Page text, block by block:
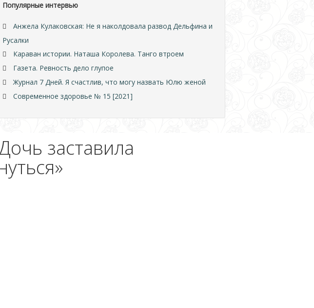
Популярные интервью
Анжела Кулаковская: Не я наколдовала развод Дельфина и
Русалки
Караван истории. Наташа Королева. Танго втроем
Газета. Ревность дело глупое
Журнал 7 Дней. Я счастлив, что могу назвать Юлю женой
Современное здоровье № 15 [2021]
заставила